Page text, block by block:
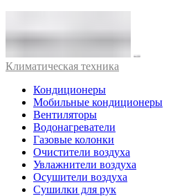
Климатическая техника
Кондиционеры
Мобильные кондиционеры
Вентиляторы
Водонагреватели
Газовые колонки
Очистители воздуха
Увлажнители воздуха
Осушители воздуха
Сушилки для рук